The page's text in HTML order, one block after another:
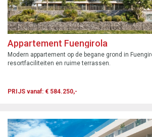
Appartement Fuengirola
Modern appartement op de begane grond in
resortfaciliteiten en ruime terrassen.
PRIJS vanaf: € 584.250,-